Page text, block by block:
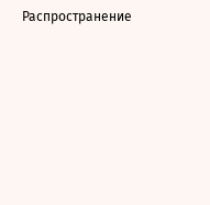
Распространение